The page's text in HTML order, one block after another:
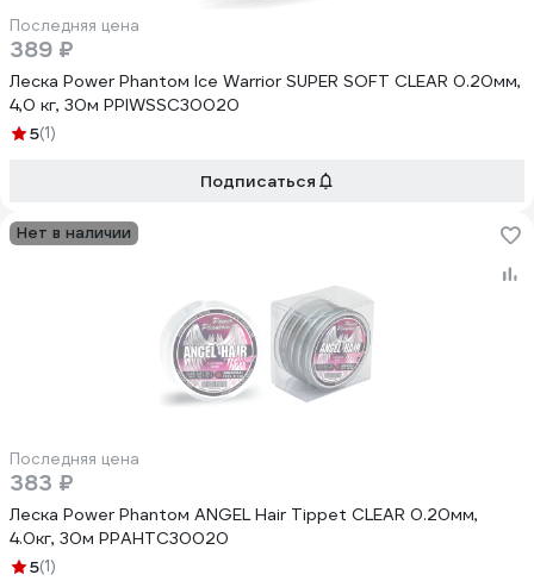
Последняя цена
389 ₽
Леска Power Phantoм Ice Warrior SUPER SOFT CLEAR 0.20мм,
4,0 кг, 30м PPIWSSC30020
5(1)
Подписаться
Нет в наличии
Последняя цена
383 ₽
Леска Power Phantoм ANGEL Hair Tippet CLEAR 0.20мм,
4.0кг, 30м PPAHTC30020
5(1)